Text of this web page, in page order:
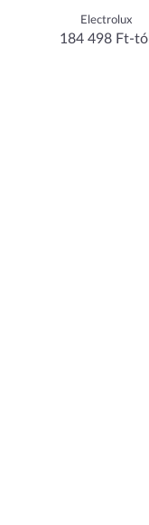
Electrolux
184 498 Ft-tól